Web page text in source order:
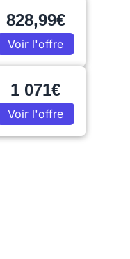
828,99€
Voir l'offre
1 071€
Voir l'offre